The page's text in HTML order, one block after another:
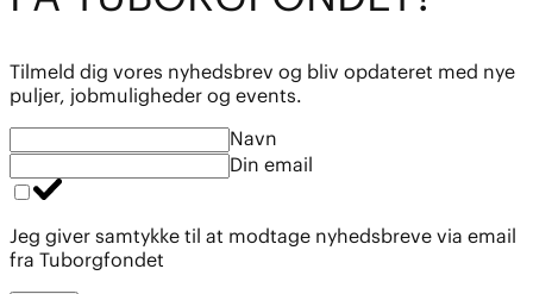
Tilmeld dig vores nyhedsbrev og bliv opdateret med nye
puljer, jobmuligheder og events.
Navn
Din email
Jeg giver samtykke til at modtage nyhedsbreve via email
fra Tuborgfondet